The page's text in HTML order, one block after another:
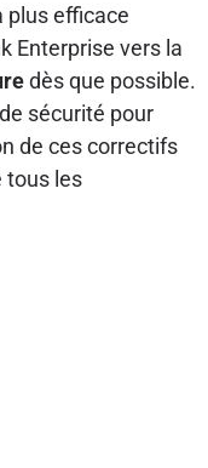
plus efficace
Enterprise vers la
dès que possible.
sécurité pour
de ces correctifs
tous les